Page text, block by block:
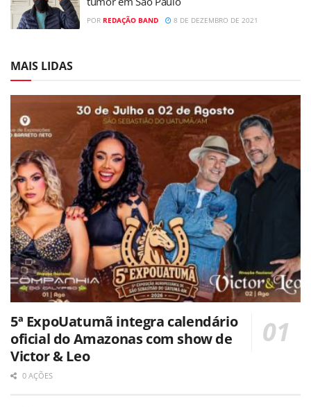
POR REDAÇÃO BAND 8 DE DEZEMBRO DE 2021
MAIS LIDAS
5ª ExpoUatumã integra calendário
oficial do Amazonas com show de
Victor & Leo
0 AÇÕES